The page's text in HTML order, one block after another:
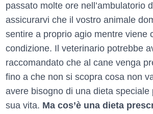
passato molte ore nell’ambulatorio
assicurarvi che il vostro animale
sentire a proprio agio mentre viene
condizione. Il veterinario potrebbe
raccomandato che al cane venga
fino a che non si scopra cosa non
avere bisogno di una dieta speciale
sua vita. Ma cos’è una dieta